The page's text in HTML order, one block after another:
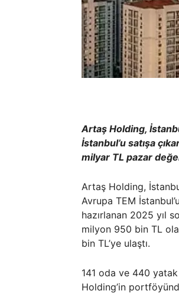
Artaş Holding,
İstanbul’u satışa
milyar TL pazar
Artaş Holding,
Avrupa TEM
hazırlanan 2025 yıl
milyon 950 bin TL
bin TL’ye ulaştı.
141 oda ve 440
Holding’in